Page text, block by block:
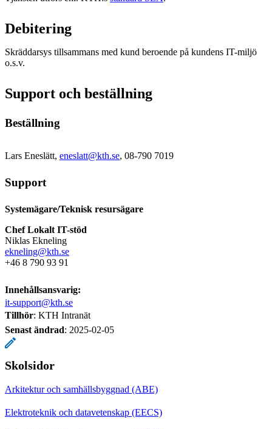
Debitering
Skräddarsys tillsammans med kund beroende på kundens IT-miljö
o.s.v.
Support och beställning
Beställning
Lars Eneslätt, eneslatt@kth.se, 08-790 7019
Support
Systemägare/Teknisk resursägare
Chef Lokalt IT-stöd
Niklas Ekneling
ekneling@kth.se
+46 8 790 93 91
Innehållsansvarig:
it-support@kth.se
Tillhör: KTH Intranät
Senast ändrad: 2025-02-05
Skolsidor
Arkitektur och samhällsbyggnad (ABE)
Elektroteknik och datavetenskap (EECS)